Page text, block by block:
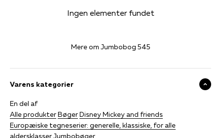
Ingen elementer fundet
Mere om Jumbobog 545
Varens kategorier
En del af
Alle produkterBøgerDisney Mickey and friends
Europæiske tegneserier: generelle, klassiske, for alle
aldersklasserJumbobøger